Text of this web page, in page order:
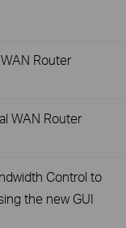
Router
WAN Router
Control to
the new GUI